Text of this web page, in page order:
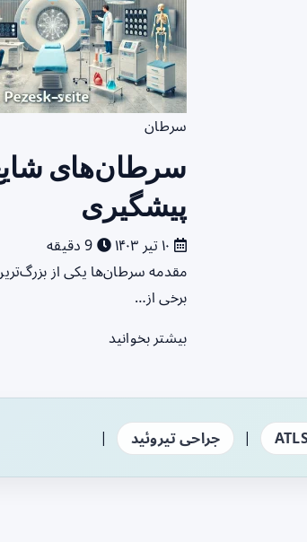
سرطان
سرطان‌های
پیشگیری
مقدمه سرطان‌ها یکی از
برخی از…
بیشتر بخوانید
| جراحی تیروئید |